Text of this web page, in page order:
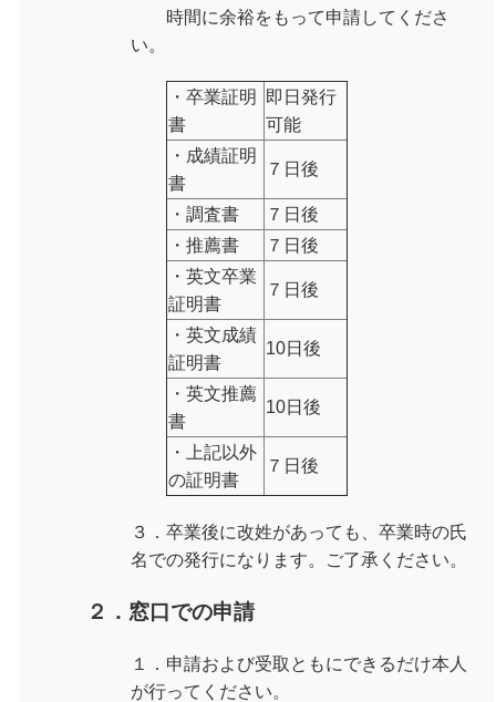
時間に余裕をもって申請してくださ
い。
・卒業証明
書
即日発行
可能
・成績証明
書
７日後
・調査書
７日後
・推薦書
７日後
・英文卒業
証明書
７日後
・英文成績
証明書
10日後
・英文推薦
書
10日後
・上記以外
の証明書
７日後
３．卒業後に改姓があっても、卒業時の氏
名での発行になります。ご了承ください。
２．窓口での申請
１．申請および受取ともにできるだけ本人
が行ってください。